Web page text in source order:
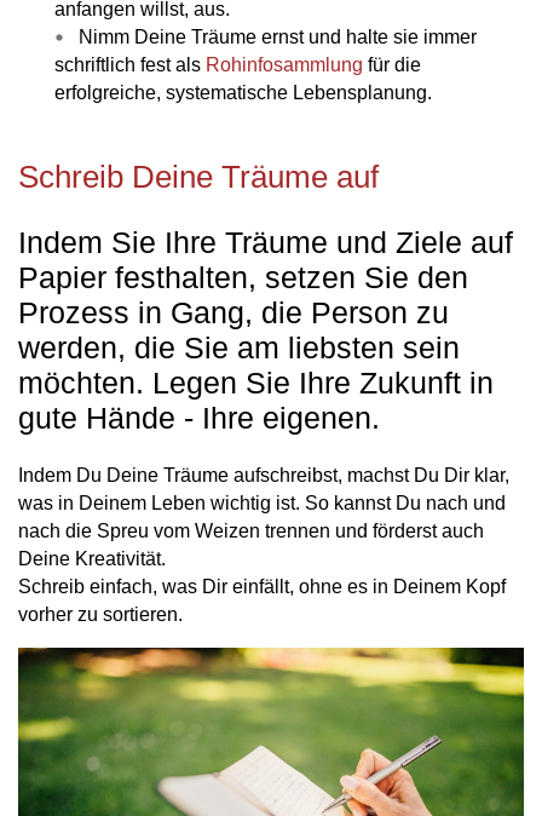
anfangen willst, aus.
Nimm Deine Träume ernst und halte sie immer
schriftlich fest als Rohinfosammlung für die
erfolgreiche, systematische Lebensplanung.
Schreib Deine Träume auf
Indem Sie Ihre Träume und Ziele auf
Papier festhalten, setzen Sie den
Prozess in Gang, die Person zu
werden, die Sie am liebsten sein
möchten. Legen Sie Ihre Zukunft in
gute Hände - Ihre eigenen.
Indem Du Deine Träume aufschreibst, machst Du Dir klar,
was in Deinem Leben wichtig ist. So kannst Du nach und
nach die Spreu vom Weizen trennen und förderst auch
Deine Kreativität.
Schreib einfach, was Dir einfällt, ohne es in Deinem Kopf
vorher zu sortieren.